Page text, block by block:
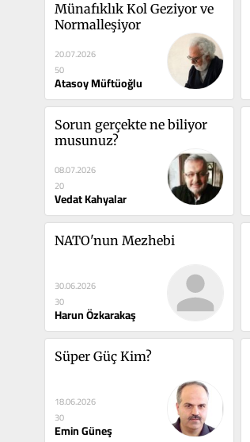
Münafıklık Kol Geziyor ve
Normalleşiyor
20.07.2026
50
Atasoy Müftüoğlu
Sorun gerçekte ne biliyor
musunuz?
08.07.2026
20
Vedat Kahyalar
NATO'nun Mezhebi
30.06.2026
30
Harun Özkarakaş
Süper Güç Kim?
18.06.2026
30
Emin Güneş